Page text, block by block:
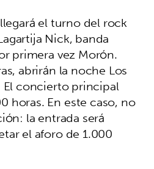
el turno del rock
Nick, banda
primera vez Morón.
abrirán la noche Los
El concierto principal
horas. En este caso, no
la entrada será
el aforo de 1.000